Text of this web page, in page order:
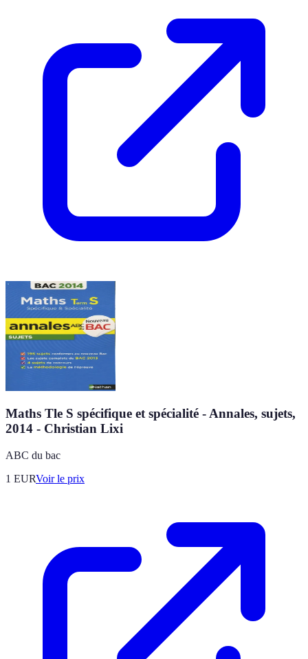
Maths Tle S spécifique et spécialité - Annales, sujets,
2014 - Christian Lixi
ABC du bac
1 EURVoir le prix